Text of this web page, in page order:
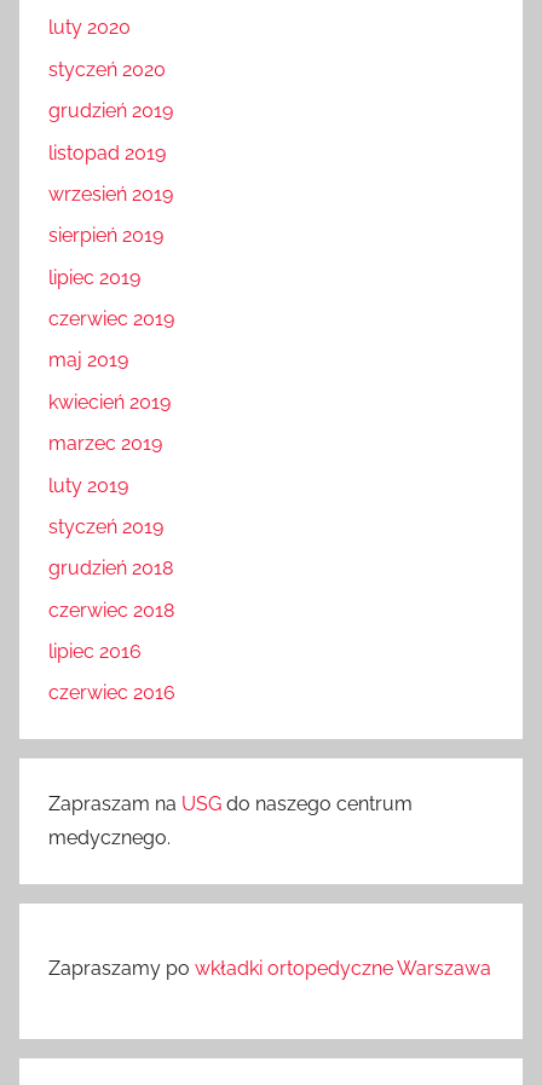
luty 2020
styczeń 2020
grudzień 2019
listopad 2019
wrzesień 2019
sierpień 2019
lipiec 2019
czerwiec 2019
maj 2019
kwiecień 2019
marzec 2019
luty 2019
styczeń 2019
grudzień 2018
czerwiec 2018
lipiec 2016
czerwiec 2016
Zapraszam na USG do naszego centrum
medycznego.
Zapraszamy po wkładki ortopedyczne Warszawa